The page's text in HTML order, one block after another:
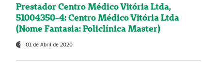
Prestador Centro Médico Vitória Ltda,
51004350-4: Centro Médico Vitória Ltda
(Nome Fantasia: Policlínica Master)
01 de Abril de 2020